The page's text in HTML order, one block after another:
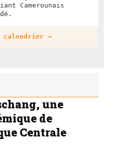
Camerounais
→
une
de
Centrale